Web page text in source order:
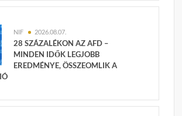
NIF 2026.08.07.
28 SZÁZALÉKON AZ AFD –
MINDEN IDŐK LEGJOBB
EREDMÉNYE, ÖSSZEOMLIK A